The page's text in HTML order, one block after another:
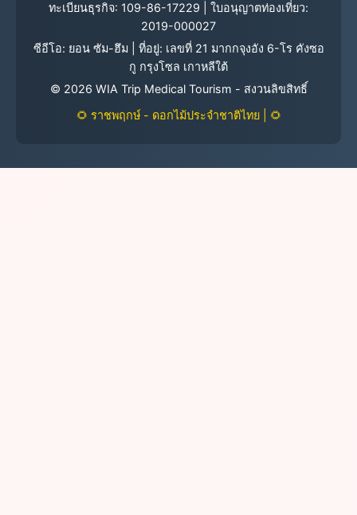
ทะเบียนธุรกิจ: 109-86-17229 | ใบอนุญาตท่องเที่ยว:
2019-000027
ซีอีโอ: ยอน ซัม-ฮึม | ที่อยู่: เลขที่ 21 มากกจุงอัง 6-โร คังซอ
กู กรุงโซล เกาหลีใต้
© 2026 WIA Trip Medical Tourism - สงวนลิขสิทธิ์
🌻 ราชพฤกษ์ - ดอกไม้ประจำชาติไทย | 🌻